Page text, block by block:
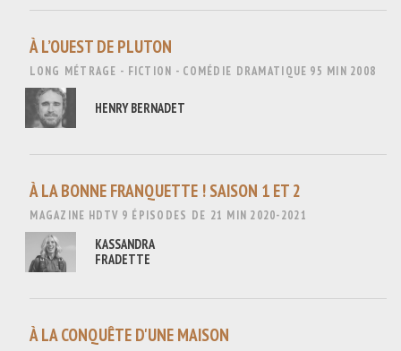
À L’OUEST DE PLUTON
LONG MÉTRAGE - FICTION - COMÉDIE DRAMATIQUE 95 MIN 2008
HENRY BERNADET
À LA BONNE FRANQUETTE ! SAISON 1 ET 2
MAGAZINE HDTV 9 ÉPISODES DE 21 MIN 2020-2021
KASSANDRA
FRADETTE
À LA CONQUÊTE D'UNE MAISON